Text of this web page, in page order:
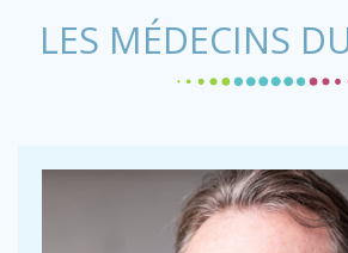
LES MÉDECINS